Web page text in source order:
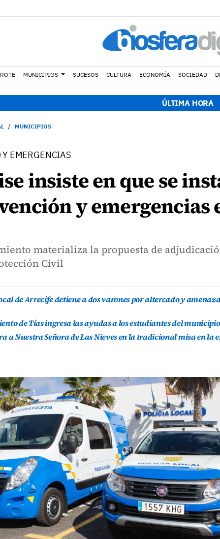
MUNICIPIOS SUCESOS CULTURA ECONOMÍA SOCIEDAD
ÚLTIMA HORA
MUNICIPIOS
EMERGENCIAS
insiste en que se
y emergencias
materializa la propuesta de
Civil
de Arrecife detiene a dos varones por altercado y
de Tías ingresa las ayudas a los estudiantes del municipio
a Nuestra Señora de Las Nieves en la tradicional misa en la